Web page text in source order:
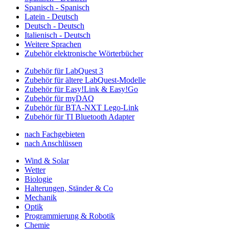
Spanisch - Spanisch
Latein - Deutsch
Deutsch - Deutsch
Italienisch - Deutsch
Weitere Sprachen
Zubehör elektronische Wörterbücher
Zubehör für LabQuest 3
Zubehör für ältere LabQuest-Modelle
Zubehör für Easy!Link & Easy!Go
Zubehör für myDAQ
Zubehör für BTA-NXT Lego-Link
Zubehör für TI Bluetooth Adapter
nach Fachgebieten
nach Anschlüssen
Wind & Solar
Wetter
Biologie
Halterungen, Ständer & Co
Mechanik
Optik
Programmierung & Robotik
Chemie